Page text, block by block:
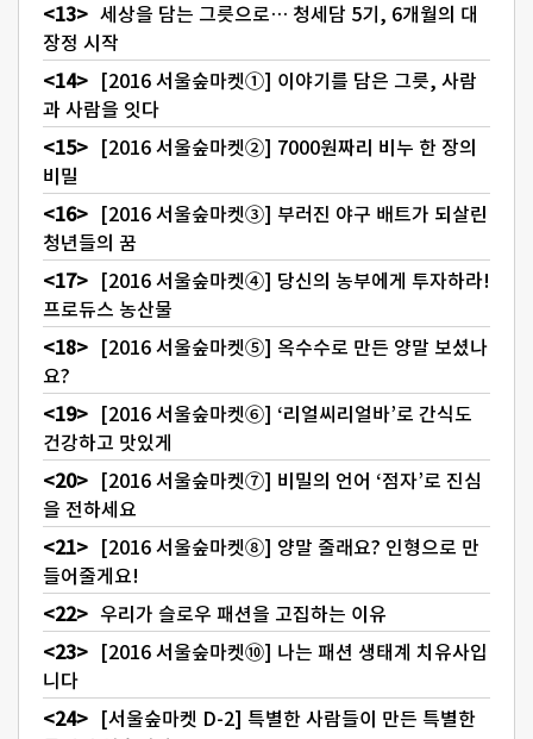
세상을 담는 그릇으로… 청세담 5기, 6개월의 대
장정 시작
[2016 서울숲마켓①] 이야기를 담은 그릇, 사람
과 사람을 잇다
[2016 서울숲마켓②] 7000원짜리 비누 한 장의
비밀
[2016 서울숲마켓③] 부러진 야구 배트가 되살린
청년들의 꿈
[2016 서울숲마켓④] 당신의 농부에게 투자하라!
프로듀스 농산물
[2016 서울숲마켓⑤] 옥수수로 만든 양말 보셨나
요?
[2016 서울숲마켓⑥] ‘리얼씨리얼바’로 간식도
건강하고 맛있게
[2016 서울숲마켓⑦] 비밀의 언어 ‘점자’로 진심
을 전하세요
[2016 서울숲마켓⑧] 양말 줄래요? 인형으로 만
들어줄게요!
우리가 슬로우 패션을 고집하는 이유
[2016 서울숲마켓⑩] 나는 패션 생태계 치유사입
니다
[서울숲마켓 D-2] 특별한 사람들이 만든 특별한